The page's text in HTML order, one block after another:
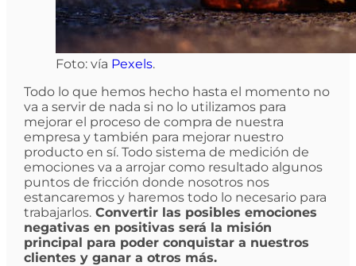
Foto: vía Pexels.
Todo lo que hemos hecho hasta el momento no
va a servir de nada si no lo utilizamos para
mejorar el proceso de compra de nuestra
empresa y también para mejorar nuestro
producto en sí. Todo sistema de medición de
emociones va a arrojar como resultado algunos
puntos de fricción donde nosotros nos
estancaremos y haremos todo lo necesario para
trabajarlos.Convertir las posibles emociones
negativas en positivas será la misión
principal para poder conquistar a nuestros
clientes y ganar a otros más.